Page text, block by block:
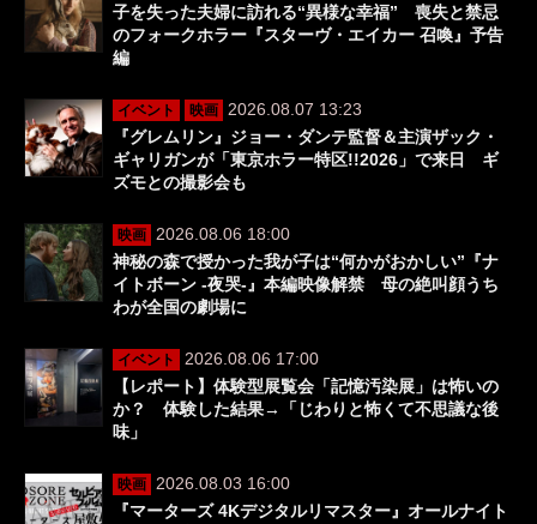
子を失った夫婦に訪れる“異様な幸福” 喪失と禁忌
のフォークホラー『スターヴ・エイカー 召喚』予告
編
イベント 映画
2026.08.07 13:23
『グレムリン』ジョー・ダンテ監督＆主演ザック・
ギャリガンが「東京ホラー特区!!2026」で来日 ギ
ズモとの撮影会も
映画
2026.08.06 18:00
神秘の森で授かった我が子は“何かがおかしい”『ナ
イトボーン -夜哭-』本編映像解禁 母の絶叫顔うち
わが全国の劇場に
イベント
2026.08.06 17:00
【レポート】体験型展覧会「記憶汚染展」は怖いの
か？ 体験した結果→「じわりと怖くて不思議な後
味」
映画
2026.08.03 16:00
『マーターズ 4Kデジタルリマスター』オールナイト